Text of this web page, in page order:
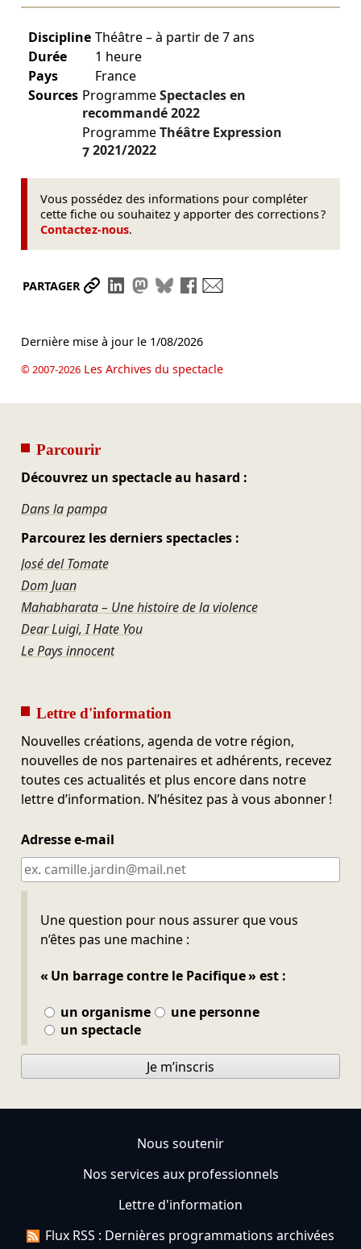
Discipline Théâtre – à partir de 7 ans
Durée
1 heure
Pays
France
Sources ProgrammeSpectacles en
recommandé2022
ProgrammeThéâtre Expression
72021/2022
Vous possédez des informations pour compléter
cette fiche ou souhaitez y apporter des corrections ?
Contactez-nous.
PARTAGER Partager le lien
Partager sur LinkedIn
Partager sur Mastodon
Partager sur Bluesky
Partager sur Facebook
Dernière mise à jour le 1/08/2026
© 2007-2026Les Archives du spectacle
Parcourir
Découvrez un spectacle au hasard :
Dans la pampa
Parcourez les derniers spectacles :
José del Tomate
Dom Juan
Mahabharata – Une histoire de la violence
Dear Luigi, I Hate You
Le Pays innocent
Lettre d'information
Nouvelles créations, agenda de votre région,
nouvelles de nos partenaires et adhérents, recevez
toutes ces actualités et plus encore dans notre
lettre d’information. N’hésitez pas à vous abonner !
Adresse e-mail
Une question pour nous assurer que vous
n’êtes pas une machine :
« Un barrage contre le Pacifique » est :
un organisme
une personne
un spectacle
Ne pas remplir
Je m’inscris
Nous soutenir
Nos services aux professionnels
Lettre d'information
Flux RSS : Dernières programmations archivées